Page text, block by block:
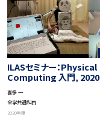
ILASセミナー：Physical
Computing 入門, 2020
喜多 一
全学共通科目
2020年度